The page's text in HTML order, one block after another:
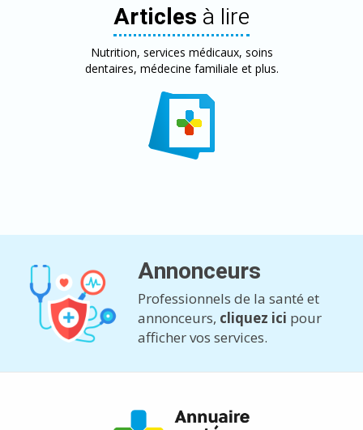
Articles à lire
Nutrition, services médicaux, soins
dentaires, médecine familiale et plus.
Annonceurs
Professionnels de la santé et
annonceurs, cliquez ici pour
afficher vos services.